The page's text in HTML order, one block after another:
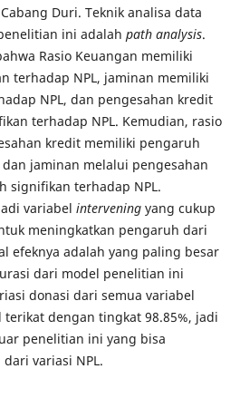
Duri. Teknik analisa data
ini adalah path analysis.
Rasio Keuangan memiliki
terhadap NPL, jaminan memiliki
NPL, dan pengesahan kredit
terhadap NPL. Kemudian, rasio
kredit memiliki pengaruh
jaminan melalui pengesahan
signifikan terhadap NPL.
variabel intervening yang cukup
meningkatkan pengaruh dari
efeknya adalah yang paling besar
dari model penelitian ini
donasi dari semua variabel
dengan tingkat 98.85%, jadi
penelitian ini yang bisa
variasi NPL.